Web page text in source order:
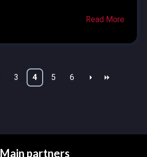
Read More
3 4 5 6
Main partners